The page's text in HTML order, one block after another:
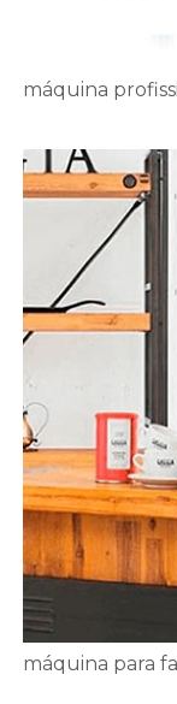
máquina
máquina para